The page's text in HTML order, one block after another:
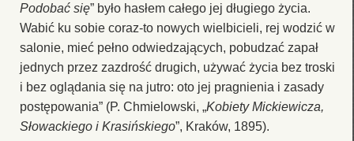
Podobać się” było hasłem całego jej długiego życia.
Wabić ku sobie coraz-to nowych wielbicieli, rej wodzić w
salonie, mieć pełno odwiedzających, pobudzać zapał
jednych przez zazdrość drugich, używać życia bez troski
i bez oglądania się na jutro: oto jej pragnienia i zasady
postępowania” (P. Chmielowski, „Kobiety Mickiewicza,
Słowackiego i Krasińskiego”, Kraków, 1895).